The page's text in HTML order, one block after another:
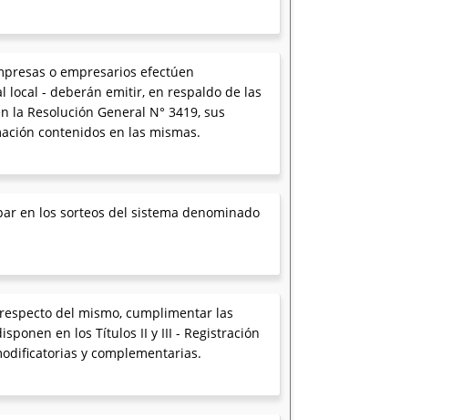
o empresarios efectúen
local - deberán emitir, en respaldo de las
Resolución General N° 3419, sus
contenidos en las mismas.
en los sorteos del sistema denominado
del mismo, cumplimentar las
en los Títulos II y III - Registración
y complementarias.